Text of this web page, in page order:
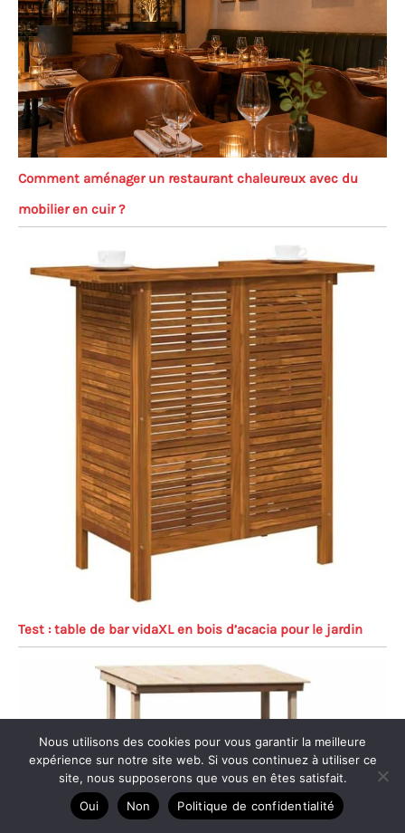
Comment aménager un restaurant chaleureux avec du
mobilier en cuir ?
Test : table de bar vidaXL en bois d’acacia pour le jardin
Nous utilisons des cookies pour vous garantir la meilleure
expérience sur notre site web. Si vous continuez à utiliser ce
site, nous supposerons que vous en êtes satisfait.
Oui
Non Politique de confidentialité